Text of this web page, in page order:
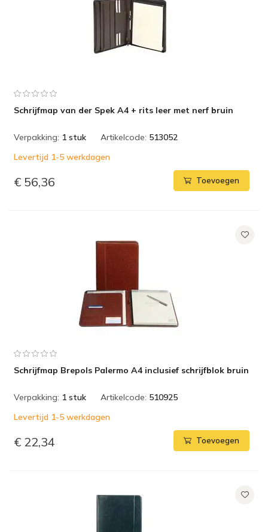
Schrijfmap van der Spek A4 + rits leer met nerf bruin
Verpakking: 1 stuk Artikelcode: 513052
Levertijd 1-5 werkdagen
€ 56,36 Toevoegen
Schrijfmap Brepols Palermo A4 inclusief schrijfblok bruin
Verpakking: 1 stuk Artikelcode: 510925
Levertijd 1-5 werkdagen
€ 22,34 Toevoegen